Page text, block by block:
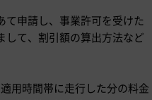
て申請し、事業許可を受けた
て、割引額の算出方法など
用時間帯に走行した分の料金